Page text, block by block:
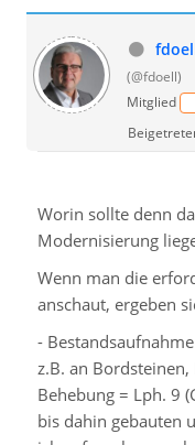
(@fdoell)
Mitglied
Worin sollte denn
Modernisierung
Wenn man die
anschaut, ergeben
-
z.B. an
Behebung = Lph. 9
bis dahin gebauten